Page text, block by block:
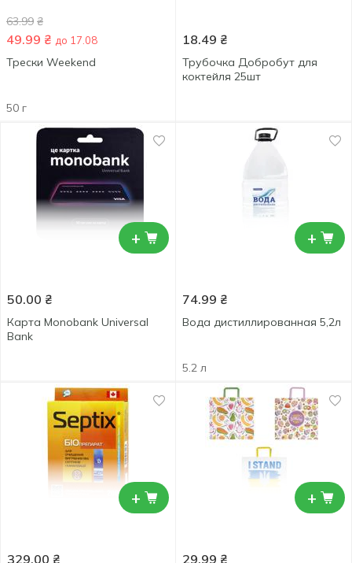
63.99 ₴
49.99 ₴ до 17.08
Трески Weekend
50 г
18.49 ₴
Трубочка Добробут для
коктейля 25шт
+
50.00 ₴
Карта Monobank Universal
Bank
+
74.99 ₴
Вода дистиллированная 5,2л
5.2 л
+
329.00 ₴
+
29.99 ₴